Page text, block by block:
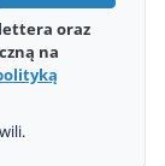
oraz
na